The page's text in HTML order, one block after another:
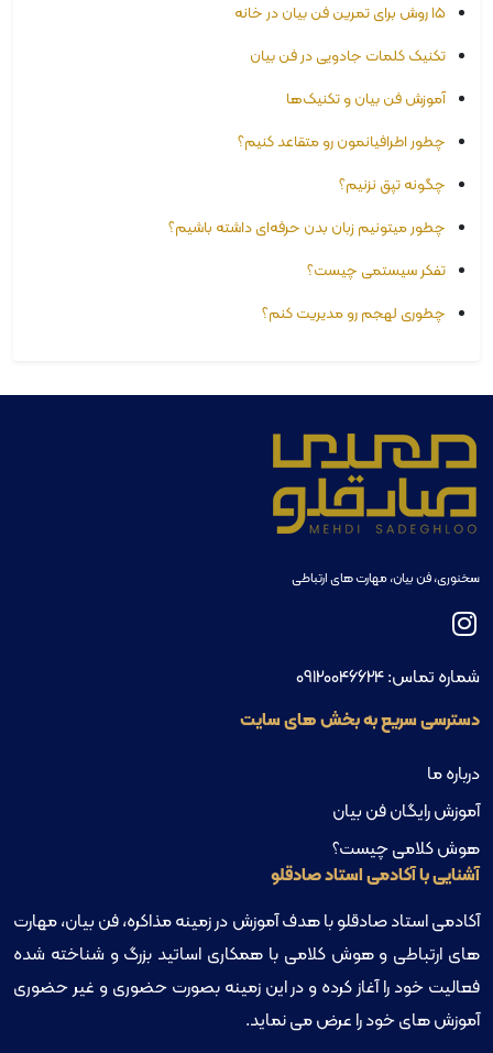
۱۵ روش برای تمرین فن بیان در خانه
تکنیک کلمات جادویی در فن بیان
آموزش فن بیان و تکنیک‌ها
چطور اطرافیانمون رو متقاعد کنیم؟
چگونه تپق نزنیم؟
چطور میتونیم زبان بدن حرفه‌ای داشته باشیم؟
تفکر سیستمی چیست؟
چطوری لهجم رو مدیریت کنم؟
سخنوری، فن بیان، مهارت های ارتباطی
شماره تماس:09120046624
دسترسی سریع به بخش های سایت
درباره ما
آموزش رایگان فن بیان
هوش کلامی چیست؟
آشنایی با آکادمی استاد صادقلو
آکادمی استاد صادقلو با هدف آموزش در زمینه مذاکره، فن بیان، مهارت
های ارتباطی و هوش کلامی با همکاری اساتید بزرگ و شناخته شده
فعالیت خود را آغاز کرده و در این زمینه بصورت حضوری و غیر حضوری
آموزش های خود را عرض می نماید.